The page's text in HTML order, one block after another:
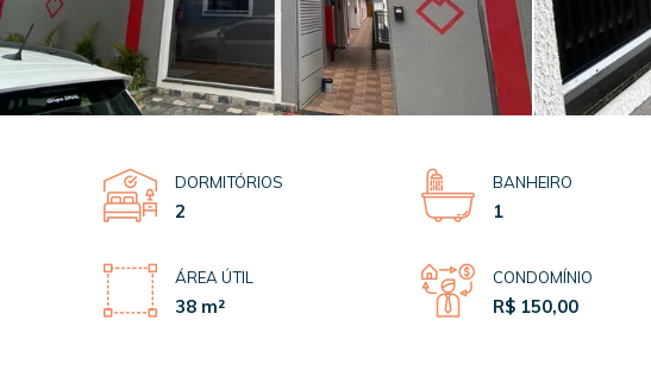
DORMITÓRIOS
2
BANHEIRO
1
ÁREA ÚTIL
38 m²
CONDOMÍNIO
R$ 150,00